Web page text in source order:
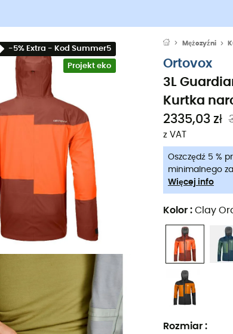
-5% Extra - Kod Summer5
Projekt eko
Mężczyźni
Ortovox
3L
Kurtka
2335,03 zł
z VAT
Oszczędź 5 %
minimalnego
Więcej info
Kolor : Clay
Rozmiar :